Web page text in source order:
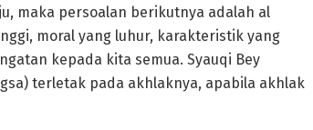
maka persoalan berikutnya adalah al
moral yang luhur, karakteristik yang
kepada kita semua. Syauqi Bey
terletak pada akhlaknya, apabila akhlak